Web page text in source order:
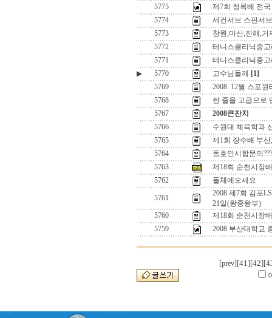
5775
제7회 청록배 전
5774
세컨서브 스핀서브
5773
창원,마산,진해,거
5772
테니스클리닉중
5771
테니스클리닉중
▶
5770 고수님들께
[1]
5769
2008. 12월 스포
5768
싼 줄을 고급으로
5767
2008큰잔치
5766
수원대 체육학과
5765
제1회 장수배 부
5764
동호인시합문의
5763
제18회 순천시장
5762
돌체에오세요
5761
2008 제7회 김포
21일(왕중왕부)
5760
제18회 순천시장
5759
2008 부산대학교
[prev] [41][42]